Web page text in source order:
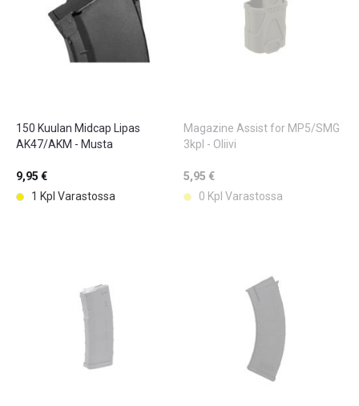
150 Kuulan Midcap Lipas
AK47/AKM - Musta
9,95 €
1 Kpl Varastossa
Magazine Assist for MP5/SMG
3kpl - Oliivi
5,95 €
0 Kpl Varastossa